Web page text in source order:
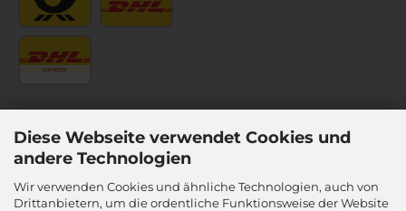
Diese Webseite verwendet Cookies und
andere Technologien
Wir verwenden Cookies und ähnliche Technologien, auch von
Drittanbietern, um die ordentliche Funktionsweise der Website